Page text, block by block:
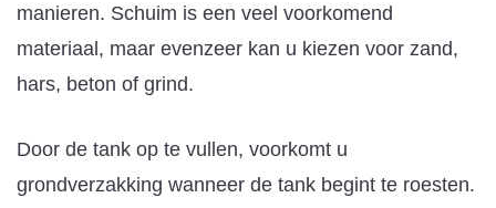
manieren. Schuim is een veel voorkomend
materiaal, maar evenzeer kan u kiezen voor zand,
hars, beton of grind.
Door de tank op te vullen, voorkomt u
grondverzakking wanneer de tank begint te roesten.